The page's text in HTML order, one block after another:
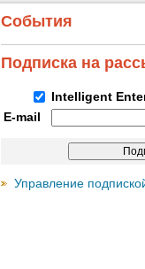
События
Подписка на
Intelligent
E-mail
Управление